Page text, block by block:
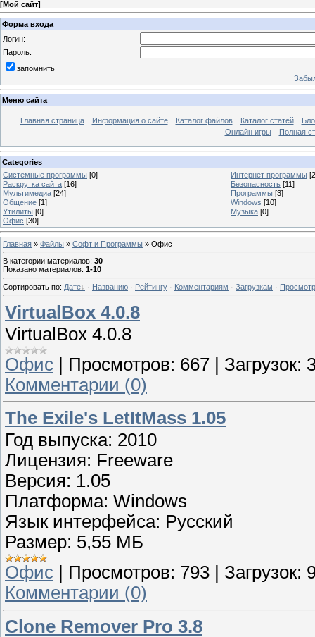
[Мой сайт]
Форма входа
Логин:
Пароль:
запомнить
Меню сайта
Главная страница Информация о сайте Каталог файлов Каталог статей
Онлайн игры
Полная
Categories
Системные программы [0] Интернет программы
Раскрутка сайта [16] Безопасность [11]
Мультимедиа [24] Программы [3]
Общение [1] Windows [10]
Утилиты [0] Музыка [0]
Офис [30]
Главная » Файлы » Софт и Программы » Офис
В категории материалов: 30
Показано материалов: 1-10
Сортировать по: Дате · Названию · Рейтингу · Комментариям · Загрузкам ·
VirtualBox 4.0.8
VirtualBox 4.0.8
Офис | Просмотров: 667 | Загрузок:
Комментарии (0)
The Exile's LetItMass 1.05
Год выпуска: 2010
Лицензия: Freeware
Версия: 1.05
Платформа: Windows
Язык интерфейса: Русский
Размер: 5,55 МБ
Офис
Просмотров: 793 Загрузок:
Комментарии (0)
Clone Remover Pro 3.8